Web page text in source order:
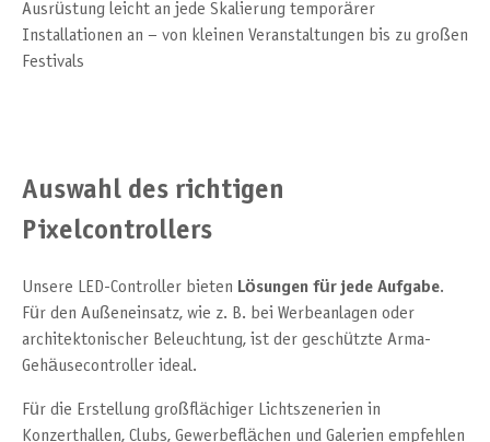
Ausrüstung leicht an jede Skalierung temporärer
Installationen an – von kleinen Veranstaltungen bis zu großen
Festivals
Auswahl des richtigen
Pixelcontrollers
Unsere LED-Controller bieten Lösungen für jede Aufgabe.
Für den Außeneinsatz, wie z. B. bei Werbeanlagen oder
architektonischer Beleuchtung, ist der geschützte Arma-
Gehäusecontroller ideal.
Für die Erstellung großflächiger Lichtszenerien in
Konzerthallen, Clubs, Gewerbeflächen und Galerien empfehlen